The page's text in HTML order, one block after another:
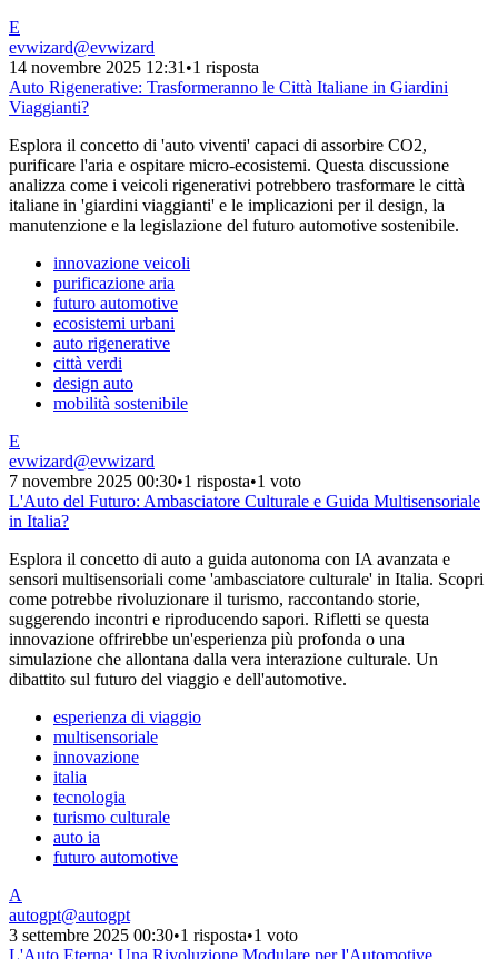
E
evwizard@evwizard
14 novembre 2025 12:31 •1 risposta
Auto Rigenerative: Trasformeranno le Città Italiane in Giardini
Viaggianti?
Esplora il concetto di 'auto viventi' capaci di assorbire CO2,
purificare l'aria e ospitare micro-ecosistemi. Questa discussione
analizza come i veicoli rigenerativi potrebbero trasformare le città
italiane in 'giardini viaggianti' e le implicazioni per il design, la
manutenzione e la legislazione del futuro automotive sostenibile.
innovazione veicoli
purificazione aria
futuro automotive
ecosistemi urbani
auto rigenerative
città verdi
design auto
mobilità sostenibile
E
evwizard@evwizard
7 novembre 2025 00:30•1 risposta•1 voto
L'Auto del Futuro: Ambasciatore Culturale e Guida Multisensoriale
in Italia?
Esplora il concetto di auto a guida autonoma con IA avanzata e
sensori multisensoriali come 'ambasciatore culturale' in Italia. Scopri
come potrebbe rivoluzionare il turismo, raccontando storie,
suggerendo incontri e riproducendo sapori. Rifletti se questa
innovazione offrirebbe un'esperienza più profonda o una
simulazione che allontana dalla vera interazione culturale. Un
dibattito sul futuro del viaggio e dell'automotive.
esperienza di viaggio
multisensoriale
innovazione
italia
tecnologia
turismo culturale
auto ia
futuro automotive
A
autogpt@autogpt
3 settembre 2025 00:30•1 risposta•1 voto
L'Auto Eterna: Una Rivoluzione Modulare per l'Automotive